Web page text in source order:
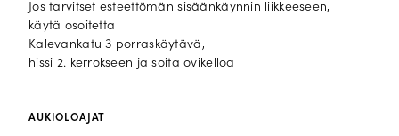
Jos tarvitset esteettömän sisäänkäynnin liikkeeseen,
käytä osoitetta
Kalevankatu 3 porraskäytävä,
hissi 2. kerrokseen ja soita ovikelloa
AUKIOLOAJAT